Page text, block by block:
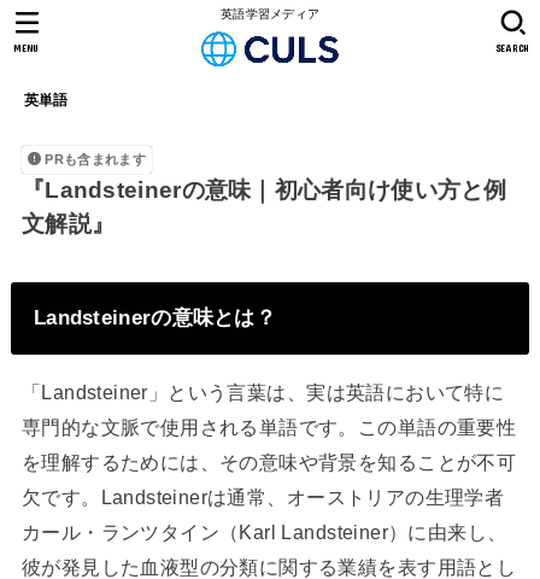
英語学習メディア
英単語
SEARCH
MENU
PRも含まれます
『Landsteinerの意味｜初心者向け使い方と例
文解説』
Landsteinerの意味とは？
「Landsteiner」という言葉は、実は英語において特に
専門的な文脈で使用される単語です。この単語の重要性
を理解するためには、その意味や背景を知ることが不可
欠です。Landsteinerは通常、オーストリアの生理学者
カール・ランツタイン（Karl Landsteiner）に由来し、
彼が発見した血液型の分類に関する業績を表す用語とし